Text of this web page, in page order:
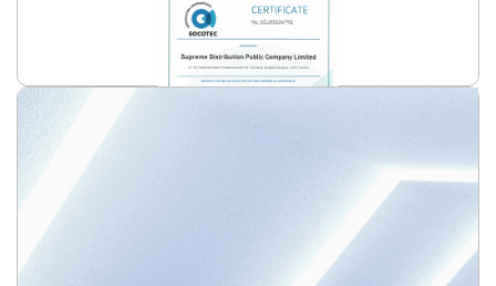
ISO 9001:2015
อ่านเพิ่มเติม